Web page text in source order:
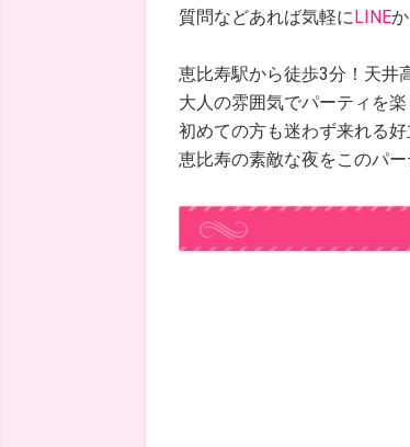
質問などあれば気軽にLINE
恵比寿駅から徒歩3分！天井
大人の雰囲気でパーティを楽
初めての方も迷わず来れる好
恵比寿の素敵な夜をこのパ